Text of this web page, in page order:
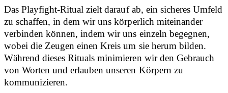
Das Playfight-Ritual zielt darauf ab, ein sicheres Umfeld
zu schaffen, in dem wir uns körperlich miteinander
verbinden können, indem wir uns einzeln begegnen,
wobei die Zeugen einen Kreis um sie herum bilden.
Während dieses Rituals minimieren wir den Gebrauch
von Worten und erlauben unseren Körpern zu
kommunizieren.